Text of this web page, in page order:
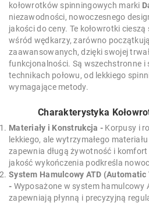
kołowrotków spinningowych marki
niezawodności, nowoczesnego
jakości do ceny. Te kołowrotki
wśród wędkarzy, zarówno
zaawansowanych, dzięki swojej
funkcjonalności. Są wszechstronne i
technikach połowu, od lekkiego
wymagające metody.
Charakterystyka
Materiały i Konstrukcja - Korpusy i
lekkiego, ale wytrzymałego
zapewnia długą żywotność i
jakość wykończenia podkreśla
System Hamulcowy ATD (Automatic
- Wyposażone w system hamulcowy
zapewniają płynną i precyzyjną